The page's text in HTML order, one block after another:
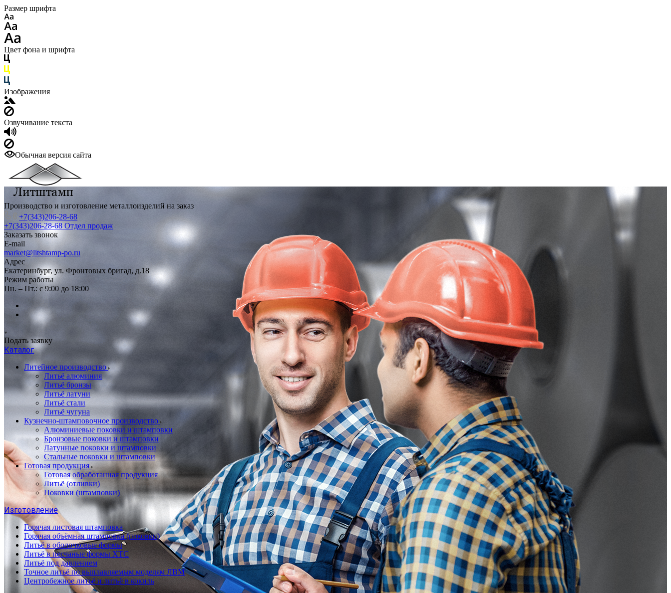
Размер шрифта
Цвет фона и шрифта
Изображения
Озвучивание текста
Обычная версия сайта
Производство и изготовление металлоизделий на заказ
+7(343)206-28-68
+7(343)206-28-68 Отдел продаж
Заказать звонок
E-mail
market@litshtamp-po.ru
Адрес
Екатеринбург, ул. Фронтовых бригад, д.18
Режим работы
Пн. – Пт.: с 9:00 до 18:00
Подать заявку
Каталог
Литейное производство
Литьё алюминия
Литьё бронзы
Литьё латуни
Литьё стали
Литьё чугуна
Кузнечно-штамповочное производство
Алюминиевые поковки и штамповки
Бронзовые поковки и штамповки
Латунные поковки и штамповки
Стальные поковки и штамповки
Готовая продукция
Готовая обработанная продукция
Литьё (отливки)
Поковки (штамповки)
Изготовление
Горячая листовая штамповка
Горячая объёмная штамповка (поковки)
Литьё в оболочковые формы
Литьё в песчаные формы ХТС
Литьё под давлением
Точное литьё по выплавляемым моделям ЛВМ
Центробежное литьё и литьё в кокиль